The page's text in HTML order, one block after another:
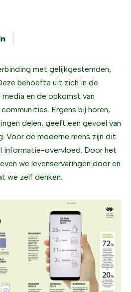
met gelijkgestemden,
behoefte uit zich in de
en de opkomst van
Ergens bij horen,
delen, geeft een gevoel van
Voor de moderne mens zijn dit
informatie-overvloed. Door het
we levenservaringen door en
we zelf denken.